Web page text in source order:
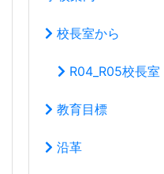
校長室から
R04_R05校長室
教育目標
沿革